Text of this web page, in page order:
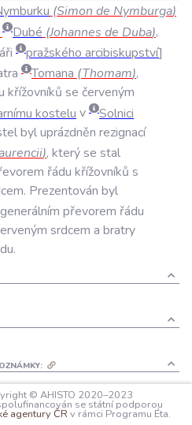
(Simon de Nymburga)
Dubé (Johannes de Duba),
pražského arcibiskupství
Tomana (Thomam),
křížovníků se červeným
kostelu v
Solnici
byluprázdněn rezignací
), kterýse stal
řádu křížovníků s
. Prezentován byl
generálním převorem řádu
srdcem a bratry
.
© AHISTO 2020–2023
se státní podporou
agentury ČR v rámci Programu Éta.